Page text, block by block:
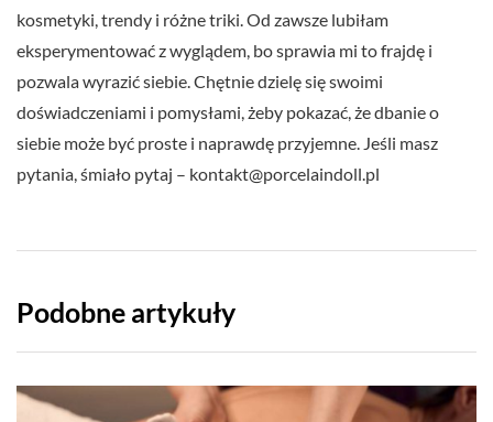
kosmetyki, trendy i różne triki. Od zawsze lubiłam
eksperymentować z wyglądem, bo sprawia mi to frajdę i
pozwala wyrazić siebie. Chętnie dzielę się swoimi
doświadczeniami i pomysłami, żeby pokazać, że dbanie o
siebie może być proste i naprawdę przyjemne. Jeśli masz
pytania, śmiało pytaj – kontakt@porcelaindoll.pl
Podobne artykuły